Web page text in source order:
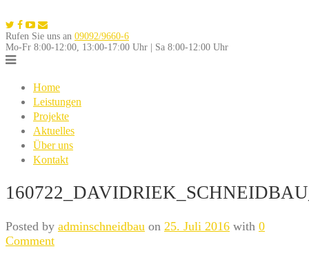
to
content
Rufen Sie uns an 09092/9660-6
Mo-Fr 8:00-12:00, 13:00-17:00 Uhr | Sa 8:00-12:00 Uhr
Home
Leistungen
Projekte
Aktuelles
Über uns
Kontakt
Posted by adminschneidbau on 25. Juli 2016 with 0
Comment